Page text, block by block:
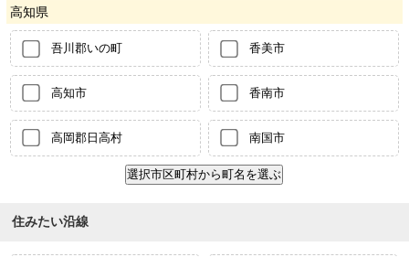
高知県
吾川郡いの町 香美市
高知市 香南市
高岡郡日高村 南国市
住みたい沿線